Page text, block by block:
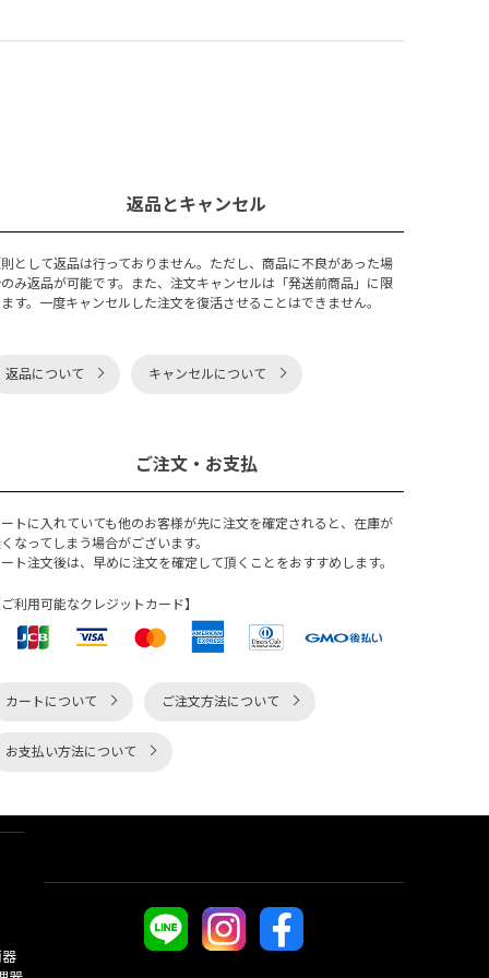
返品とキャンセル
として返品は行っておりません。ただし、商品に不良があった場
み返品が可能です。また、注文キャンセルは「発送前商品」に限
す。一度キャンセルした注文を復活させることはできません。
返品について キャンセルについて
ご注文・お支払
トに入れていても他のお客様が先に注文を確定されると、在庫が
なってしまう場合がございます。
ト注文後は、早めに注文を確定して頂くことをおすすめします。
利用可能なクレジットカード】
カートについて ご注文方法について
お支払い方法について